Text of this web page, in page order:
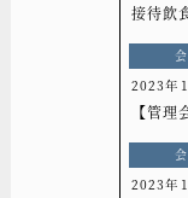
接待飲
2023年
【管
2023年